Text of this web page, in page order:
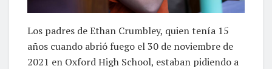
Los padres de Ethan Crumbley, quien tenía 15
años cuando abrió fuego el 30 de noviembre de
2021 en Oxford High School, estaban pidiendo a